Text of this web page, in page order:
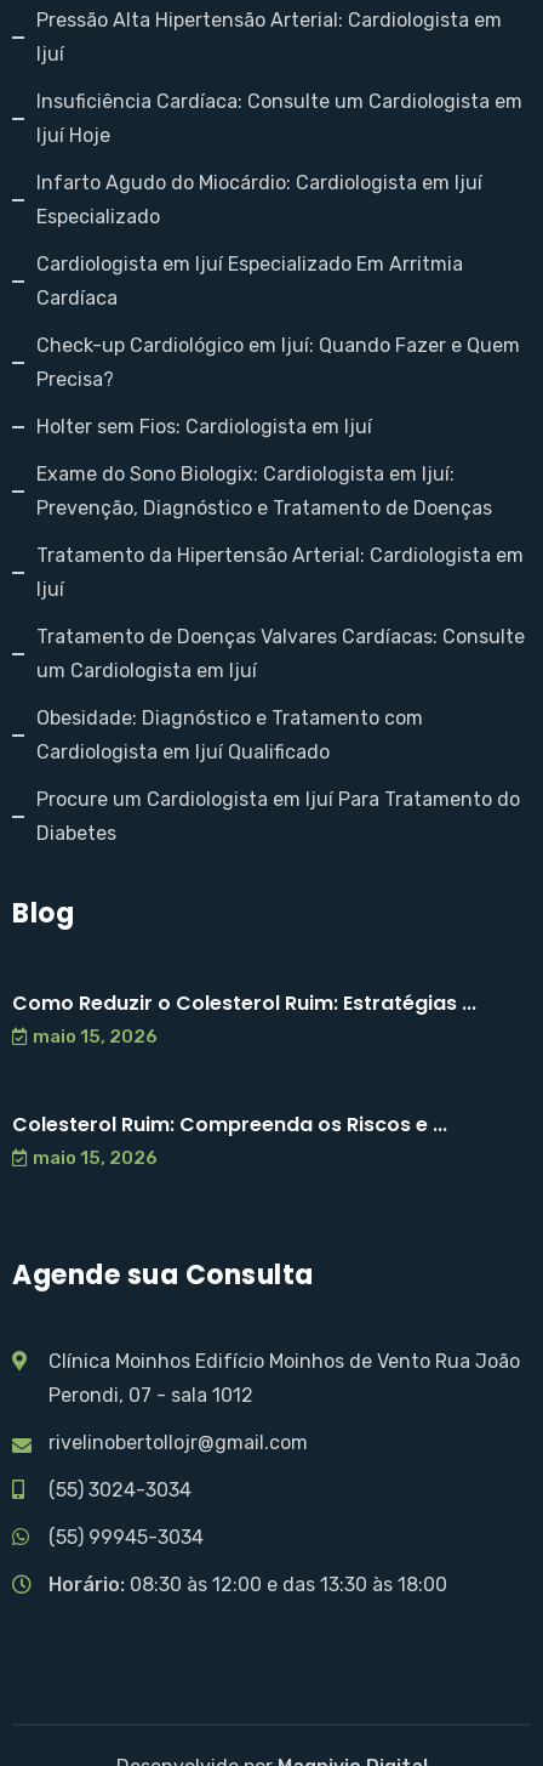
Pressão Alta Hipertensão Arterial: Cardiologista em
Ijuí
Insuficiência Cardíaca: Consulte um Cardiologista em
Ijuí Hoje
Infarto Agudo do Miocárdio: Cardiologista em Ijuí
Especializado
Cardiologista em Ijuí Especializado Em Arritmia
Cardíaca
Check-up Cardiológico em Ijuí: Quando Fazer e Quem
Precisa?
Holter sem Fios: Cardiologista em Ijuí
Exame do Sono Biologix: Cardiologista em Ijuí:
Prevenção, Diagnóstico e Tratamento de Doenças
Tratamento da Hipertensão Arterial: Cardiologista em
Ijuí
Tratamento de Doenças Valvares Cardíacas: Consulte
um Cardiologista em Ijuí
Obesidade: Diagnóstico e Tratamento com
Cardiologista em Ijuí Qualificado
Procure um Cardiologista em Ijuí Para Tratamento do
Diabetes
Blog
Como Reduzir o Colesterol Ruim: Estratégias ...
maio 15, 2026
Colesterol Ruim: Compreenda os Riscos e ...
maio 15, 2026
Agende sua Consulta
Clínica Moinhos Edifício Moinhos de Vento Rua João
Perondi, 07 - sala 1012
rivelinobertollojr@gmail.com
(55) 3024-3034
(55) 99945-3034
Horário: 08:30 às 12:00 e das 13:30 às 18:00